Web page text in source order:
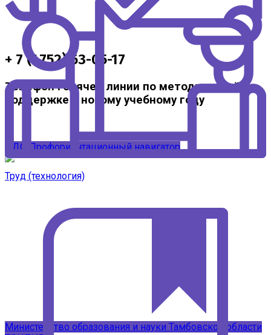
+ 7 (4752) 63-05-17
Телефон горячей линии по методической
поддержке к новому учебному году
ЦДО Профориентационный навигатор
Подписывайтесь на наши каналы в
Министерство образования и науки Тамбовской области
Труд (технология)